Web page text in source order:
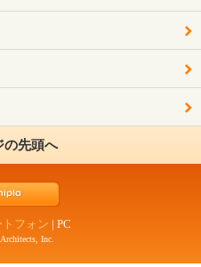
の先頭へ
トフォン | PC
Inc.